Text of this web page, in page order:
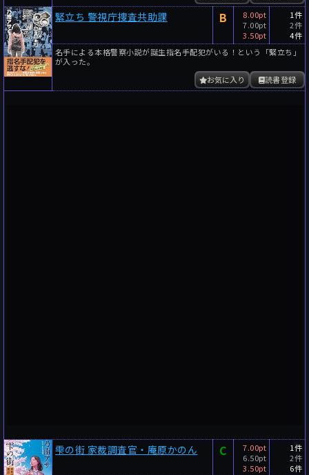
緊立ち 警視庁捜査共助課 B
8.00pt
7.00pt
3.50pt
1件
2件
4件
名手による本格警察小説が誕生指名手配犯がいる！という「緊立ち」
が入った。
読書登録
お気に入り
雫の街 家裁調査官・庵原かのん C
7.00pt
6.50pt
3.50pt
1件
2件
6件